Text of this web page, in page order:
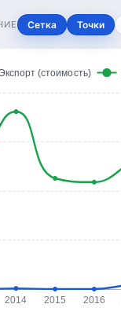
Сетка Точки
2014 2015 2016
Экспорт (стоимость)